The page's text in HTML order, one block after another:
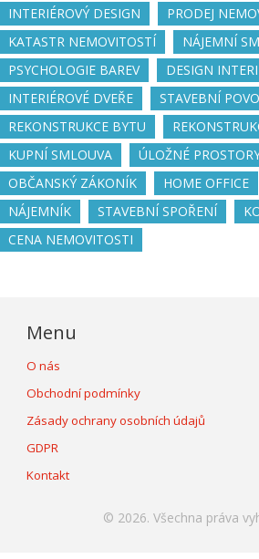
INTERIÉROVÝ DESIGN
PRODEJ
KATASTR NEMOVITOSTÍ
NÁJEMNÍ
PSYCHOLOGIE BAREV
DESIGN
INTERIÉROVÉ DVEŘE
STAVEBNÍ
REKONSTRUKCE BYTU
KUPNÍ SMLOUVA
ÚLOŽNÉ
OBČANSKÝ ZÁKONÍK
HOME OFFICE
NÁJEMNÍK
STAVEBNÍ SPOŘENÍ
CENA NEMOVITOSTI
Menu
O nás
Obchodní podmínky
Zásady ochrany osobních údajů
GDPR
Kontakt
© 2026. Všechna práva